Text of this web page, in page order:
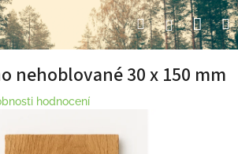
HledatPřihlášení
nehoblované 30 x 150 mm
hodnocení